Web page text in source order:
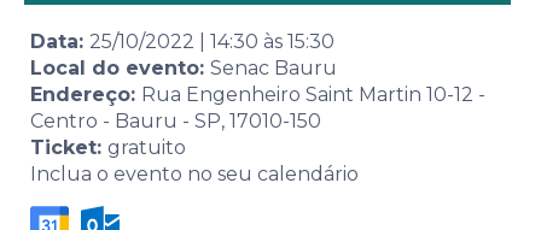
Data: 25/10/2022 14:30 às 15:30
Local do evento: Senac Bauru
Endereço: Rua Engenheiro Saint Martin 10-12 -
Centro - Bauru - SP, 17010-150
Ticket: gratuito
Inclua o evento no seu calendário